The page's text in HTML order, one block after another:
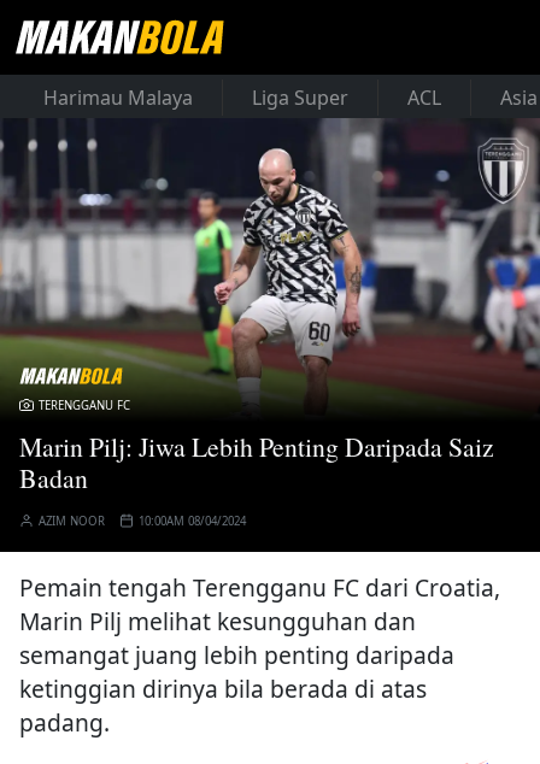
Harimau Malaya Liga Super ACL
TERENGGANU FC
Marin Pilj: Jiwa Lebih Penting Daripada Saiz
Badan
AZIM NOOR 10:00AM 08/04/2024
Pemain tengah Terengganu FC dari Croatia,
Marin Pilj melihat kesungguhan dan
semangat juang lebih penting daripada
ketinggian dirinya bila berada di atas
padang.